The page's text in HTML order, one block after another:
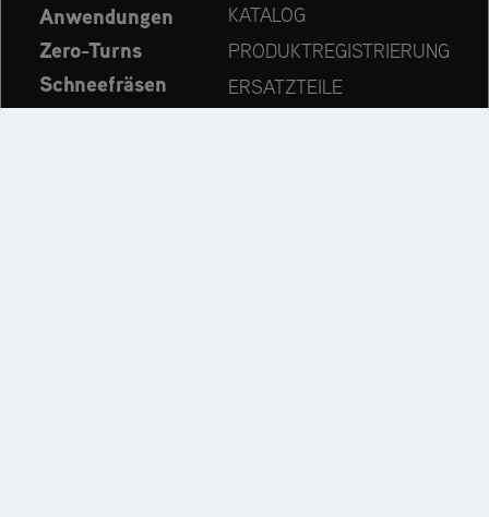
Anwendungen
Zero-Turns
Schneefräsen
Aktuelles
KATALOG
PRODUKTREGISTRIERUNG
ERSATZTEILE